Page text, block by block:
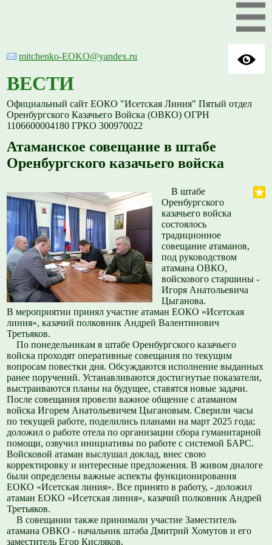
mitchenko-EOKO@yandex.ru
ВЕСТИ
Официальный сайт ЕОКО "Исетская Линия" Пятый отдел
Оренбургского Казачьего Войска (ОВКО) ОГРН
1106600004180 ГРКО 300970022
Атаманское совещание в штабе
Оренбургского казачьего войска
В штабе
Оренбургского
казачьего войска
состоялось
традиционное
совещание атаманов,
под руководством
атамана ОВКО,
войскового старшины -
Игоря Анатольевича
Цыганова.
В мероприятии принял участие атаман ЕОКО «Исетская
линия», казачий полковник Андрей Валентинович
Третьяков.
По понедельникам в штабе Оренбургского казачьего
войска проходят оперативные совещания по текущим
вопросам повестки дня. Обсуждаются исполнение выданных
ранее поручений. Устанавливаются достигнутые показатели,
выстраиваются планы на будущее, ставятся новые задачи.
После совещания провели важное общение с атаманом
войска Игорем Анатольевичем Цыгановым. Сверили часы
по текущей работе, поделились планами на март 2025 года;
доложил о работе отела по организации сбора гуманитарной
помощи, озвучил инициативы по работе с системой БАРС.
Войсковой атаман выслушал доклад, внес свою
корректировку и интересные предложения. В живом диалоге
были определены важные аспекты функционирования
ЕОКО «Исетская линия». Все принято в работу, - доложил
атаман ЕОКО «Исетская линия», казачий полковник Андрей
Третьяков.
В совещании также принимали участие Заместитель
атамана ОВКО - начальник штаба Дмитрий Хомутов и его
заместитель Егор Кисляков.